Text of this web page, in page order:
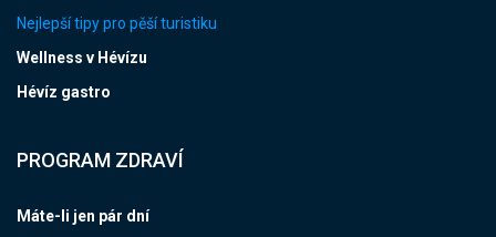
Nejlepší tipy pro pěší turistiku
Wellness v Hévízu
Hévíz gastro
PROGRAM ZDRAVÍ
Máte-li jen pár dní